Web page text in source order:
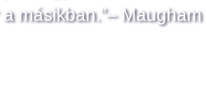
másikban.”– Maugham